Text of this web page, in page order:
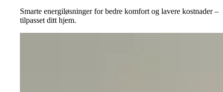
Smarte energiløsninger for bedre komfort og lavere kostnader –
tilpasset ditt hjem.